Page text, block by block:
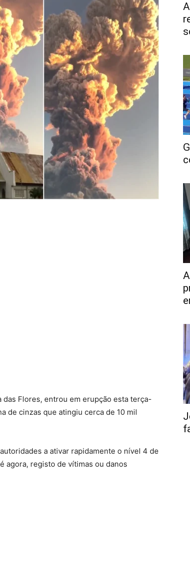
Flores, entrou em erupção esta terça-
de cinzas que atingiu cerca de 10 mil
a ativar rapidamente o nível 4 de
agora, registo de vítimas ou danos